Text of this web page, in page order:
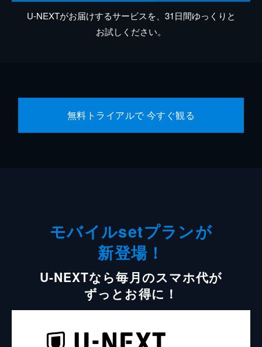
U-NEXTがお届けするサービスを、31日間ゆっくりと
お試しください。
無料トライアルで 今すぐ観る
モバイルsetプランが
新登場！
U-NEXTなら毎月のスマホ代が
ずっとお得に！